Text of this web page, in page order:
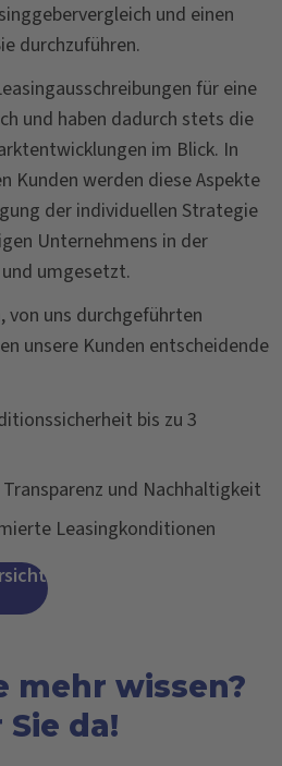
und einen
durchzuführen.
für eine
und haben dadurch stets die
im Blick. In
Kunden werden diese Aspekte
der individuellen Strategie
Unternehmens in der
umgesetzt.
von uns durchgeführten
unsere Kunden entscheidende
bis zu 3
und Nachhaltigkeit
Leasingkonditionen
mehr wissen?
da!